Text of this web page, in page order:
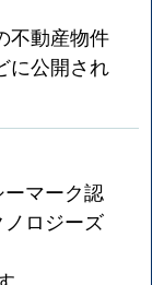
不動産物件
に公開され
マーク認
ロジーズ